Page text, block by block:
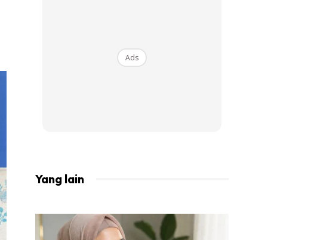
HIJABISTA!
Ads
Yang lain